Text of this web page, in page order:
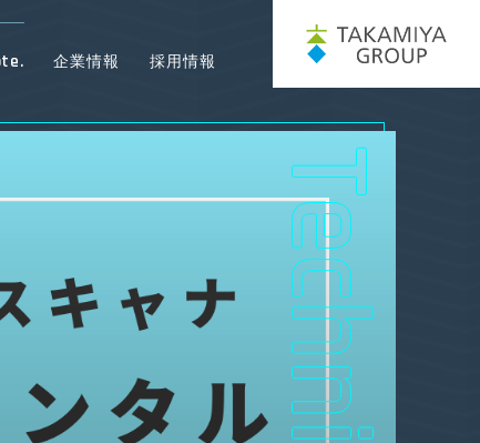
企業情報 採用情報